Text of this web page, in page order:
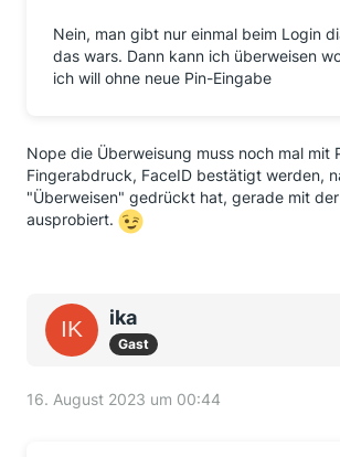
Nein, man gibt nur einmal beim Login
das wars. Dann kann ich überweisen
ich will ohne neue Pin-Eingabe
Nope die Überweisung muss noch mal mit
Fingerabdruck, FaceID bestätigt werden,
"Überweisen" gedrückt hat, gerade mit
ausprobiert.
ika
Gast
16. August 2023 um 00:44